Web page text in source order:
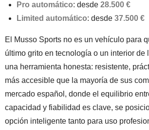
Pro automático: desde 28.500 €
Limited automático: desde 37.500 €
El Musso Sports no es un vehículo para
último grito en tecnología o un interior de
una herramienta honesta: resistente,
más accesible que la mayoría de sus
mercado español, donde el equilibrio
capacidad y fiabilidad es clave, se
opción inteligente tanto para uso